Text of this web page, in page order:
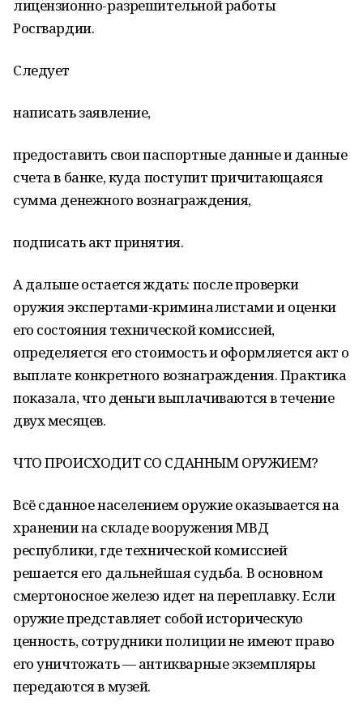
лицензионно-разрешительной работы
Росгвардии.
Следует
написать заявление,
предоставить свои паспортные данные и данные
счета в банке, куда поступит причитающаяся
сумма денежного вознаграждения,
подписать акт принятия.
А дальше остается ждать: после проверки
оружия экспертами-криминалистами и оценки
его состояния технической комиссией,
определяется его стоимость и оформляется акт о
выплате конкретного вознаграждения. Практика
показала, что деньги выплачиваются в течение
двух месяцев.
ЧТО ПРОИСХОДИТ СО СДАННЫМ ОРУЖИЕМ?
Всё сданное населением оружие оказывается на
хранении на складе вооружения МВД
республики, где технической комиссией
решается его дальнейшая судьба. В основном
смертоносное железо идет на переплавку. Если
оружие представляет собой историческую
ценность, сотрудники полиции не имеют право
его уничтожать — антикварные экземпляры
передаются в музей.